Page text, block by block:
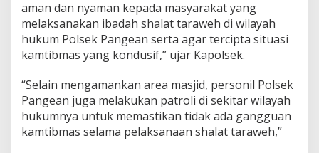
M
a
s
j
D
u
r
a
aman dan nyaman kepada masyarakat yang
melaksanakan ibadah shalat taraweh di wilayah
hukum Polsek Pangean serta agar tercipta situasi
kamtibmas yang kondusif,” ujar Kapolsek.
“Selain mengamankan area masjid, personil Polsek
Pangean juga melakukan patroli di sekitar wilayah
hukumnya untuk memastikan tidak ada gangguan
kamtibmas selama pelaksanaan shalat taraweh,”